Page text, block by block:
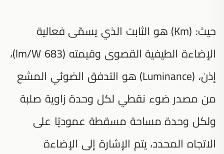
حيث: (Km) هو الثابت الذي يسمّى فعالية
الإضاءة الطيفية القصوى وقيمته (683 lm/W)،
إذن، (Luminance) هو التدفق الضوئي المشع
من مصدر ضوء نقطي لكل وحدة زاوية صلبة
ولكل وحدة مساحة مسقطة عموديًا على
الاتجاه المحدد، يتم الإشارة إلى الإضاءة